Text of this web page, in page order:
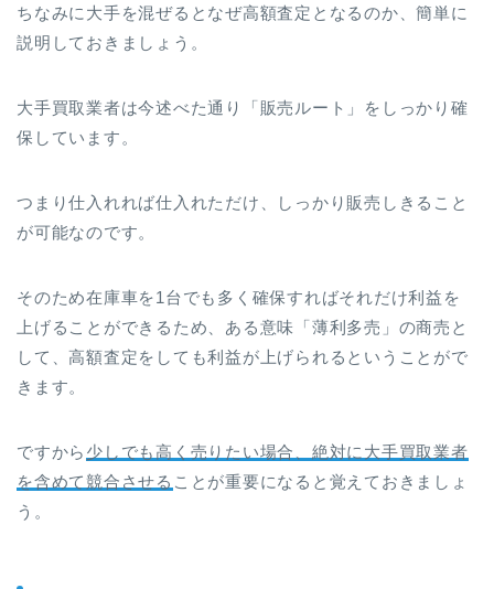
ちなみに大手を混ぜるとなぜ高額査定となるのか、簡単に
説明しておきましょう。
大手買取業者は今述べた通り「販売ルート」をしっかり確
保しています。
つまり仕入れれば仕入れただけ、しっかり販売しきること
が可能なのです。
そのため在庫車を1台でも多く確保すればそれだけ利益を
上げることができるため、ある意味「薄利多売」の商売と
して、高額査定をしても利益が上げられるということがで
きます。
ですから 少しでも高く売りたい場合、絶対に大手買取業者
を含めて競合させる ことが重要になると覚えておきましょ
う。